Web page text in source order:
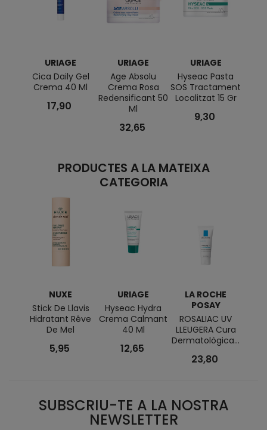
URIAGE
Cica Daily Gel
Crema 40 Ml
17,90
URIAGE
Age Absolu
Crema Rosa
Redensificant 50
Ml
32,65
URIAGE
Hyseac Pasta
SOS Tractament
Localitzat 15 Gr
9,30
PRODUCTES A LA MATEIXA
CATEGORIA
NUXE
Stick De Llavis
Hidratant Rêve
De Mel
5,95
URIAGE
Hyseac Hydra
Crema Calmant
40 Ml
12,65
LA ROCHE
POSAY
ROSALIAC UV
LLEUGERA Cura
Dermatològica...
23,80
SUBSCRIU-TE A LA NOSTRA
NEWSLETTER